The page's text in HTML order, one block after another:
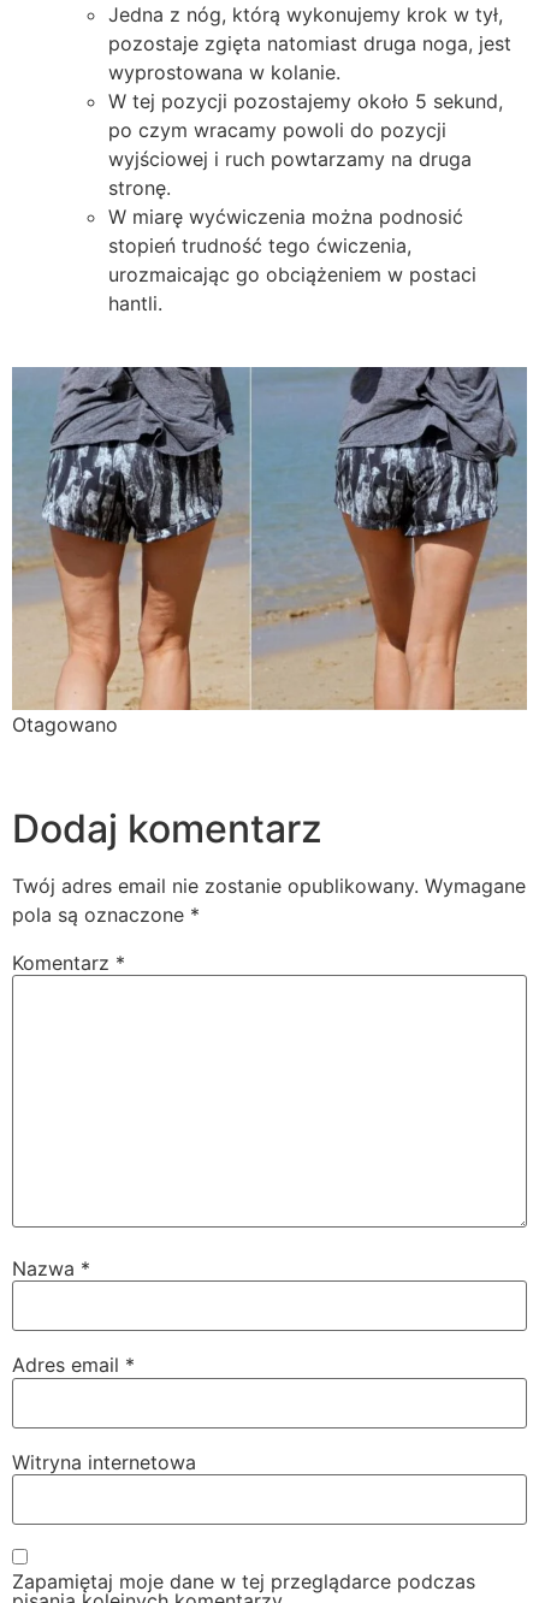
Jedna z nóg, którą wykonujemy krok w tył,
pozostaje zgięta natomiast druga noga, jest
wyprostowana w kolanie.
W tej pozycji pozostajemy około 5 sekund,
po czym wracamy powoli do pozycji
wyjściowej i ruch powtarzamy na druga
stronę.
W miarę wyćwiczenia można podnosić
stopień trudność tego ćwiczenia,
urozmaicając go obciążeniem w postaci
hantli.
Otagowano
Dodaj komentarz
Twój adres email nie zostanie opublikowany. Wymagane
pola są oznaczone *
Komentarz *
Nazwa *
Adres email *
Witryna internetowa
Zapamiętaj moje dane w tej przeglądarce podczas